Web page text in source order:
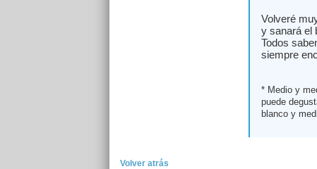
Volveré
y sanará el
Todos
siempre
* Medio y
puede
blanco y
Volver atrás